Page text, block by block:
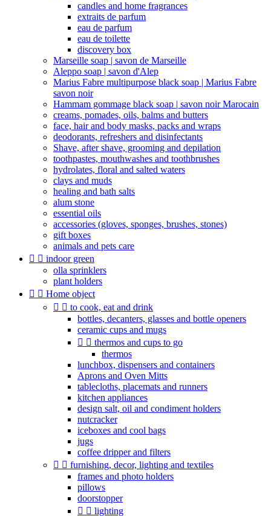
candles and home fragrances
extraits de parfum
eau de parfum
eau de toilette
discovery box
Marseille soap | savon de Marseille
Aleppo soap | savon d'Alep
Marius Fabre multipurpose black soap | Marius Fabre
savon noir
Hammam gommage black soap | savon noir Marocain
creams, pomades, oils, balms and butters
face, hair and body masks, packs and wraps
deodorants, refreshers and disinfectants
Shave, after shave, grooming and depilation
toothpastes, mouthwashes and toothbrushes
hydrolates, floral and salted waters
clays and muds
healing and bath salts
alum stone
essential oils
accessories (gloves, sponges, brushes, stones)
gift boxes
animals and pets care
  indoor green
olla sprinklers
plant holders
  Home object
  to cook, eat and drink
bottles, decanters, glasses and bottle openers
ceramic cups and mugs
  thermos and cups to go
thermos
lunchbox, dispensers and containers
Aprons and Oven Mitts
tablecloths, placemats and runners
kitchen appliances
design salt, oil and condiment holders
nutcracker
iceboxes and cool bags
jugs
coffee dripper and filters
  furnishing, decor, lighting and textiles
frames and photo holders
pillows
doorstopper
  lighting